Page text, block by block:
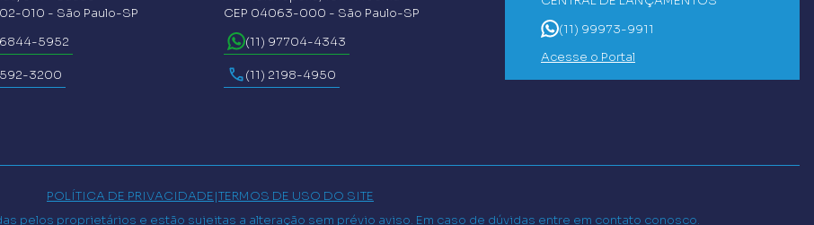
010 - São Paulo-SP
5952
3200
CEP 04063-000 - São Paulo-SP
(11) 97704-4343
(11) 2198-4950
(11) 99973-9911
Acesse o Portal
POLÍTICA DE PRIVACIDADE|TERMOS DE USO DO SITE
pelos proprietários e estão sujeitas a alteração sem prévio aviso. Em caso de dúvidas entre em contato conosco.